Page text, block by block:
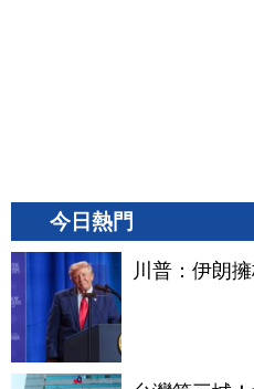
今日熱門
川普：伊朗